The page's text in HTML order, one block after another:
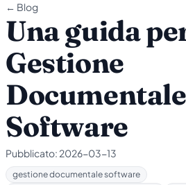
← Blog
Una guida
Gestione
Documentale
Software
Pubblicato: 2026-03-13
gestione documentale software